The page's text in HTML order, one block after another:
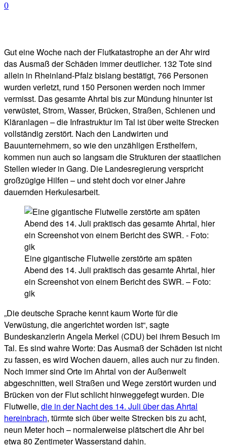
0
Gut eine Woche nach der Flutkatastrophe an der Ahr wird
das Ausmaß der Schäden immer deutlicher. 132 Tote sind
allein in Rheinland-Pfalz bislang bestätigt, 766 Personen
wurden verletzt, rund 150 Personen werden noch immer
vermisst. Das gesamte Ahrtal bis zur Mündung hinunter ist
verwüstet, Strom, Wasser, Brücken, Straßen, Schienen und
Kläranlagen – die Infrastruktur im Tal ist über weite Strecken
vollständig zerstört. Nach den Landwirten und
Bauunternehmern, so wie den unzähligen Ersthelfern,
kommen nun auch so langsam die Strukturen der staatlichen
Stellen wieder in Gang. Die Landesregierung verspricht
großzügige Hilfen – und steht doch vor einer Jahre
dauernden Herkulesarbeit.
Eine gigantische Flutwelle zerstörte am späten
Abend des 14. Juli praktisch das gesamte Ahrtal, hier
ein Screenshot von einem Bericht des SWR. – Foto:
gik
„Die deutsche Sprache kennt kaum Worte für die
Verwüstung, die angerichtet worden ist“, sagte
Bundeskanzlerin Angela Merkel (CDU) bei ihrem Besuch im
Tal. Es sind wahre Worte: Das Ausmaß der Schäden ist nicht
zu fassen, es wird Wochen dauern, alles auch nur zu finden.
Noch immer sind Orte im Ahrtal von der Außenwelt
abgeschnitten, weil Straßen und Wege zerstört wurden und
Brücken von der Flut schlicht hinweggefegt wurden. Die
Flutwelle, die in der Nacht des 14. Juli über das Ahrtal
hereinbrach, türmte sich über weite Strecken bis zu acht,
neun Meter hoch – normalerweise plätschert die Ahr bei
etwa 80 Zentimeter Wasserstand dahin.